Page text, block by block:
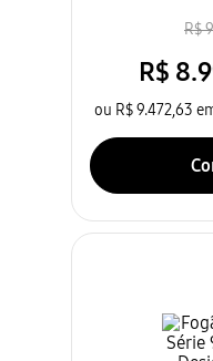
R$
R$ 8.
ou R$ 9.472,63